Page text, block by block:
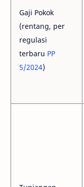
Gaji Pokok
(rentang, per
regulasi
terbaru PP
5/2024)